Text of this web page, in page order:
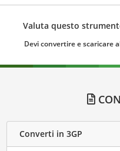
Valuta questo
Devi convertire e scaricare
Converti in 3GP